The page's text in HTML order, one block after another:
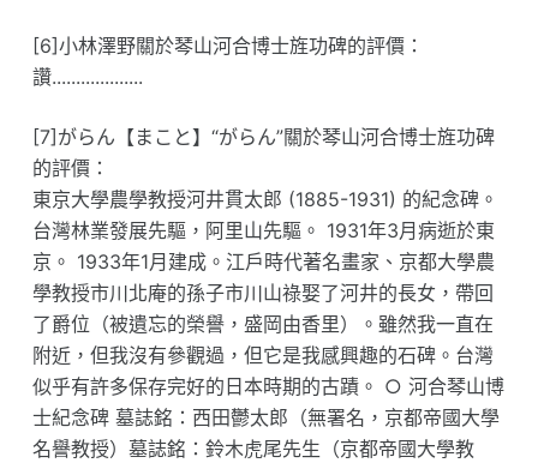
[6]小林澤野關於琴山河合博士旌功碑的評價：
讚...................
[7]がらん【まこと】“がらん”關於琴山河合博士旌功碑
的評價：
東京大學農學教授河井貫太郎 (1885-1931) 的紀念碑。
台灣林業發展先驅，阿里山先驅。 1931年3月病逝於東
京。 1933年1月建成。江戶時代著名畫家、京都大學農
學教授市川北庵的孫子市川山祿娶了河井的長女，帶回
了爵位（被遺忘的榮譽，盛岡由香里）。雖然我一直在
附近，但我沒有參觀過，但它是我感興趣的石碑。台灣
似乎有許多保存完好的日本時期的古蹟。 ○ 河合琴山博
士紀念碑 墓誌銘：西田鬱太郎（無署名，京都帝國大學
名譽教授）墓誌銘：鈴木虎尾先生（京都帝國大學教